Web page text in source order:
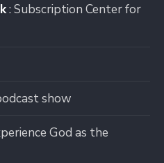
: Subscription Center for
show
God as the